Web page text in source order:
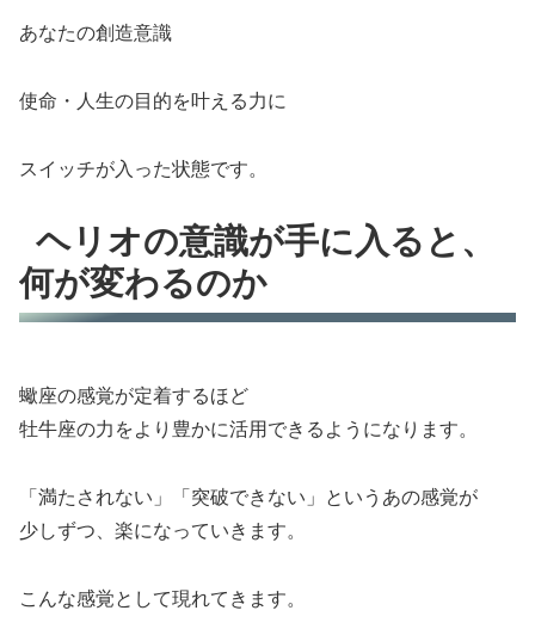
あなたの創造意識
使命・人生の目的を叶える力に
スイッチが入った状態です。
ヘリオの意識が手に入ると、
何が変わるのか
蠍座の感覚が定着するほど
牡牛座の力をより豊かに活用できるようになります。
「満たされない」「突破できない」というあの感覚が
少しずつ、楽になっていきます。
こんな感覚として現れてきます。